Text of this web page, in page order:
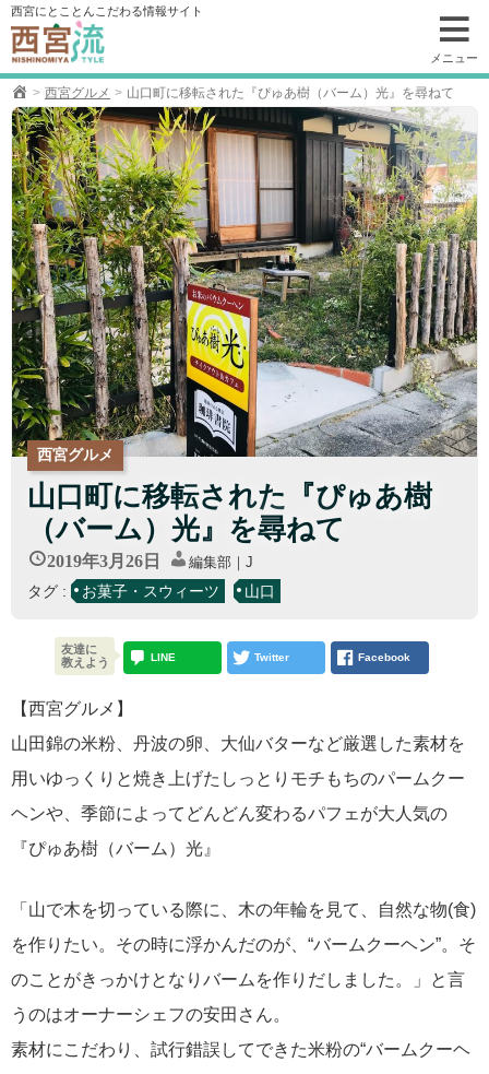
コ
ン
テ
ン
ツ
へ
移
動
西宮にとことんこだわる情報サイト
メニュー
西宮グルメ 山口町に移転された『ぴゅあ樹（バーム）光』を尋ねて
西宮グルメ
山口町に移転された『ぴゅあ樹
（バーム）光』を尋ねて
2019年3月26日 編集部｜J
タグ : お菓子・スウィーツ 山口
【西宮グルメ】
山田錦の米粉、丹波の卵、大仙バターなど厳選した素材を
用いゆっくりと焼き上げたしっとりモチもちのパームクー
ヘンや、季節によってどんどん変わるパフェが大人気の
『ぴゅあ樹（バーム）光』
「山で木を切っている際に、木の年輪を見て、自然な物(食)
を作りたい。その時に浮かんだのが、“バームクーヘン”。そ
のことがきっかけとなりバームを作りだしました。」と言
うのはオーナーシェフの安田さん。
素材にこだわり、試行錯誤してできた米粉の“バームクーヘ
友達に
教えよう
LINE Twitter Facebook